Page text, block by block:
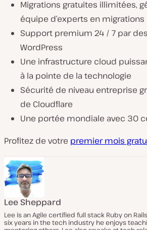
Migrations gratuites illimitées,
équipe d’experts en migrations
Support premium 24 / 7 par
WordPress
Une infrastructure cloud
à la pointe de la technologie
Sécurité de niveau entreprise
de Cloudflare
Une portée mondiale avec 30
Profitez de votre premier mois
Lee Sheppard
Lee is an Agile certified full stack Ruby on
six years in the tech industry he enjoys